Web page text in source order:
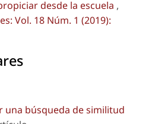
desde la escuela ,
Vol. 18 Núm. 1 (2019):
una búsqueda de similitud